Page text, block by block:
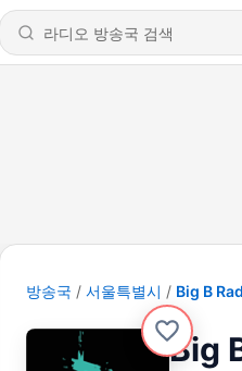
방송국 서울특별시 Big B
Big